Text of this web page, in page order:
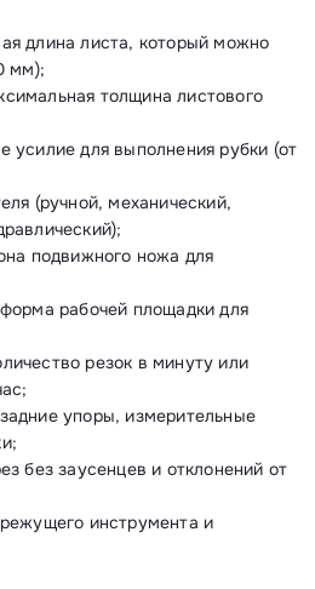
длина листа, который можно
мм);
толщина листового
усилие для выполнения рубки (от
(ручной, механический,
подвижного ножа для
рабочей площадки для
резок в минуту или
упоры, измерительные
без заусенцев и отклонений от
инструмента и